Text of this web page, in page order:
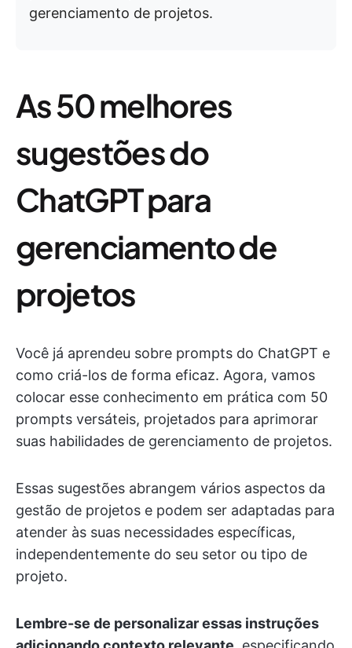
gerenciamento de projetos.
As 50 melhores
sugestões do
ChatGPT para
gerenciamento de
projetos
Você já aprendeu sobre prompts do ChatGPT e
como criá-los de forma eficaz. Agora, vamos
colocar esse conhecimento em prática com 50
prompts versáteis, projetados para aprimorar
suas habilidades de gerenciamento de projetos.
Essas sugestões abrangem vários aspectos da
gestão de projetos e podem ser adaptadas para
atender às suas necessidades específicas,
independentemente do seu setor ou tipo de
projeto.
Lembre-se de personalizar essas instruções